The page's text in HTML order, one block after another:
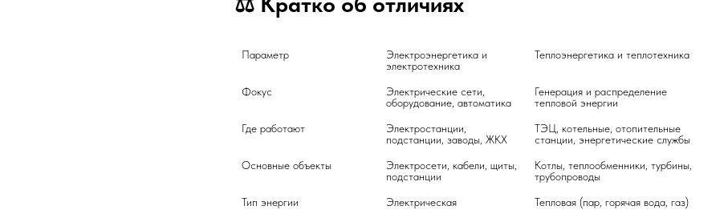
Параметр
Электроэнергетика и
Фокус
Электрические сети,
Генерация и распределение
Электростанции,
ТЭЦ, котельные, отопительные
Электросети, кабели, щиты,
Котлы, теплообменники, турбины,